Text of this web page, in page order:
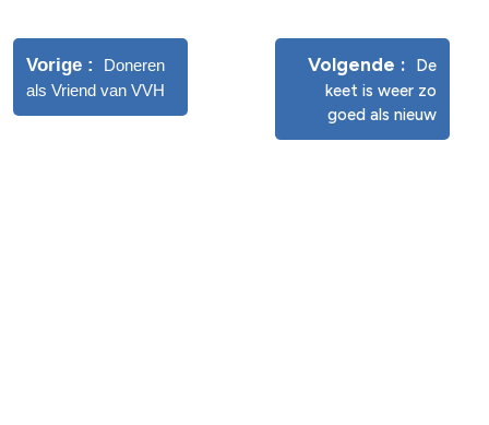
Vorige
Doneren
als Vriend van VVH
Volgende
De
keet is weer zo
goed als nieuw